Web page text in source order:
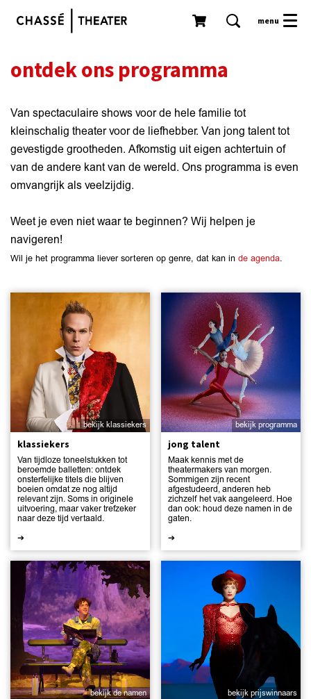
menu
ontdek ons programma
Van spectaculaire shows voor de hele familie tot
kleinschalig theater voor de liefhebber. Van jong talent tot
gevestigde grootheden. Afkomstig uit eigen achtertuin of
van de andere kant van de wereld. Ons programma is even
omvangrijk als veelzijdig.
Weet je even niet waar te beginnen? Wij helpen je
navigeren!
Wil je het programma liever sorteren op genre, dat kan in de agenda.
bekijk klassiekers
klassiekers
Van tijdloze toneelstukken tot
beroemde balletten: ontdek
onsterfelijke titels die blijven
boeien omdat ze nog altijd
relevant zijn. Soms in originele
uitvoering, maar vaker trefzeker
naar deze tijd vertaald.
➔
bekijk programma
jong talent
Maak kennis met de
theatermakers van morgen.
Sommigen zijn recent
afgestudeerd, anderen heb
zichzelf het vak aangeleerd. Hoe
dan ook: houd deze namen in de
gaten.
➔
bekijk de namen bekijk prijswinnaars